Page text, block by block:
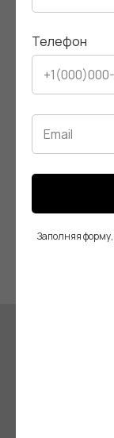
Телефон
Заполняя
Рекомендации
экспертный
форматы,
репутацией.